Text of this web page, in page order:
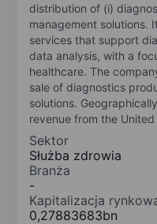
distribution of (i)
management solutions.
services that support
data analysis, with a
healthcare. The
sale of diagnostics
solutions.
revenue from the United
Sektor
Służba zdrowia
Branża
-
Kapitalizacja
0,27883683bn